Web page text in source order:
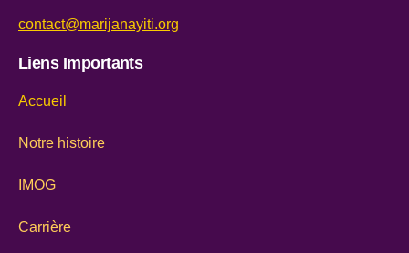
contact@marijanayiti.org
Liens Importants
Accueil
Notre histoire
IMOG
Carrière